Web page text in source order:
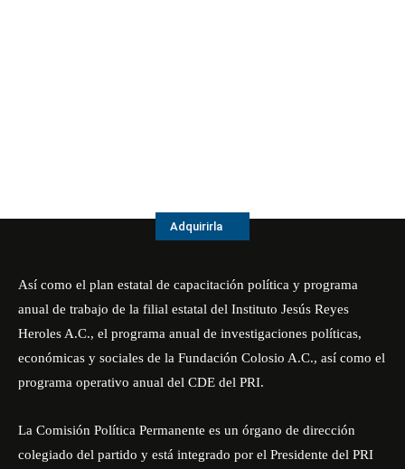
Adquirirla
Así como el plan estatal de capacitación política y programa
anual de trabajo de la filial estatal del Instituto Jesús Reyes
Heroles A.C., el programa anual de investigaciones políticas,
económicas y sociales de la Fundación Colosio A.C., así como el
programa operativo anual del CDE del PRI.
La Comisión Política Permanente es un órgano de dirección
colegiado del partido y está integrado por el Presidente del PRI